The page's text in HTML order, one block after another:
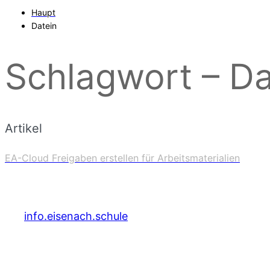
Haupt
Datein
Schlagwort –
Artikel
EA-Cloud Freigaben erstellen für Arbeitsmaterialien
info.eisenach.schule